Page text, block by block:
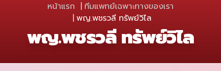
หน้าแรก
ทีมแพทย์เฉพาะทางของเรา
พญ.พชรวลี ทรัพย์วิไล
พญ.พชรวลี ทรัพย์วิไล